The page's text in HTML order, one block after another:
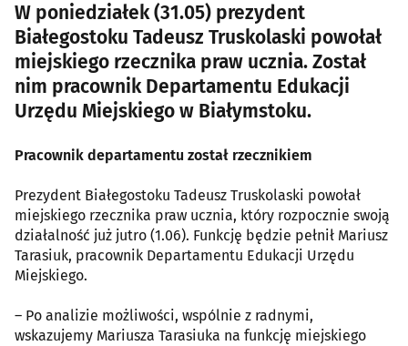
W poniedziałek (31.05) prezydent
Białegostoku Tadeusz Truskolaski powołał
miejskiego rzecznika praw ucznia. Został
nim pracownik Departamentu Edukacji
Urzędu Miejskiego w Białymstoku.
Pracownik departamentu został rzecznikiem
Prezydent Białegostoku Tadeusz Truskolaski powołał
miejskiego rzecznika praw ucznia, który rozpocznie swoją
działalność już jutro (1.06). Funkcję będzie pełnił Mariusz
Tarasiuk, pracownik Departamentu Edukacji Urzędu
Miejskiego.
– Po analizie możliwości, wspólnie z radnymi,
wskazujemy Mariusza Tarasiuka na funkcję miejskiego